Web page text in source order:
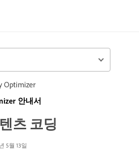
Optimizer
안내서
츠 코딩
5월 13일